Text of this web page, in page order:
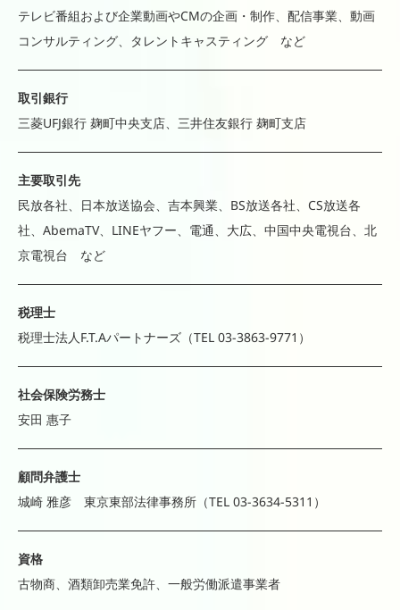
テレビ番組および企業動画やCMの企画・制作、配信事業、動画
コンサルティング、タレントキャスティング など
取引銀行
三菱UFJ銀行 麹町中央支店、三井住友銀行 麹町支店
主要取引先
民放各社、日本放送協会、吉本興業、BS放送各社、CS放送各
社、AbemaTV、LINEヤフー、電通、大広、中国中央電視台、北
京電視台 など
税理士
税理士法人F.T.Aパートナーズ（TEL 03-3863-9771）
社会保険労務士
安田 惠子
顧問弁護士
城崎 雅彦 東京東部法律事務所（TEL 03-3634-5311）
資格
古物商、酒類卸売業免許、一般労働派遣事業者